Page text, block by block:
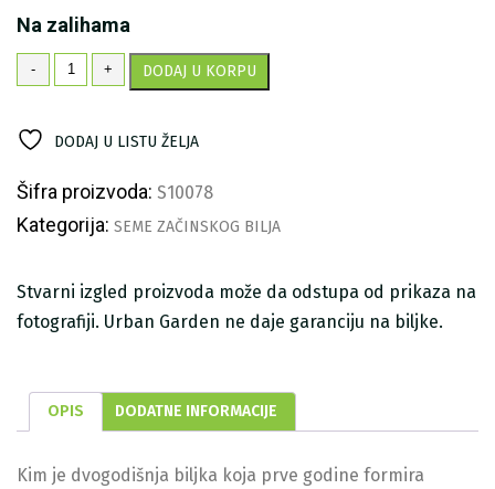
Na zalihama
-
Kim
količina
+ DODAJ U KORPU
DODAJ U LISTU ŽELJA
Šifra proizvoda: S10078
Kategorija: SEME ZAČINSKOG BILJA
Stvarni izgled proizvoda može da odstupa od prikaza na
fotografiji. Urban Garden ne daje garanciju na biljke.
OPIS DODATNE INFORMACIJE
Kim je dvogodišnja biljka koja prve godine formira